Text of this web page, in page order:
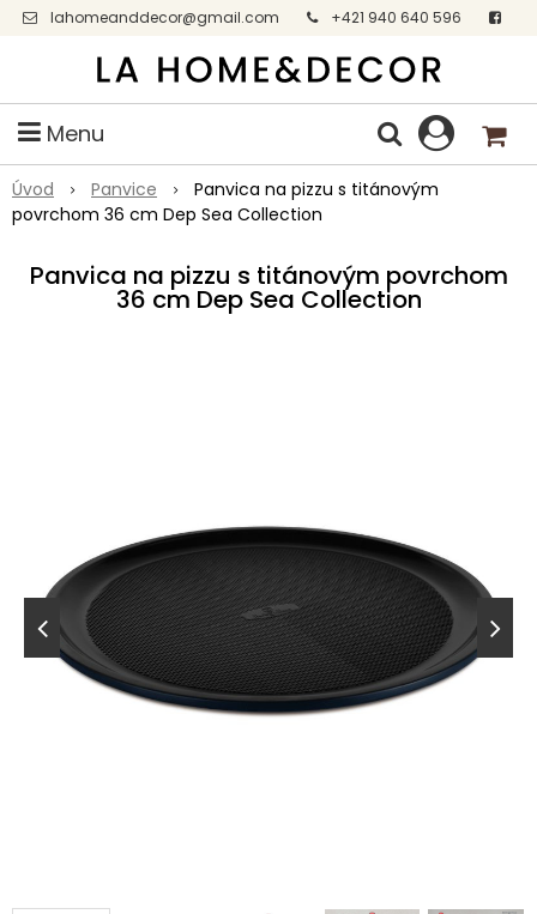
lahomeanddecor@gmail.com
+421 940 640 596
Facebook
Menu
Úvod Panvice
Panvica na pizzu s titánovým
povrchom 36 cm Dep Sea Collection
Panvica na pizzu s titánovým povrchom
36 cm Dep Sea Collection